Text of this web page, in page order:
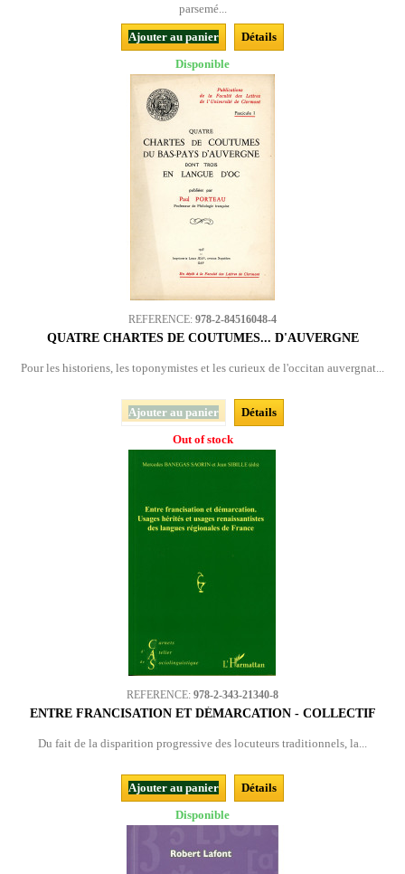
parsemé...
Ajouter au panier
Détails
Disponible
REFERENCE: 978-2-84516048-4
QUATRE CHARTES DE COUTUMES... D'AUVERGNE
Pour les historiens, les toponymistes et les curieux de l'occitan auvergnat...
Ajouter au panier
Détails
Out of stock
REFERENCE: 978-2-343-21340-8
ENTRE FRANCISATION ET DÉMARCATION - COLLECTIF
Du fait de la disparition progressive des locuteurs traditionnels, la...
Ajouter au panier
Détails
Disponible